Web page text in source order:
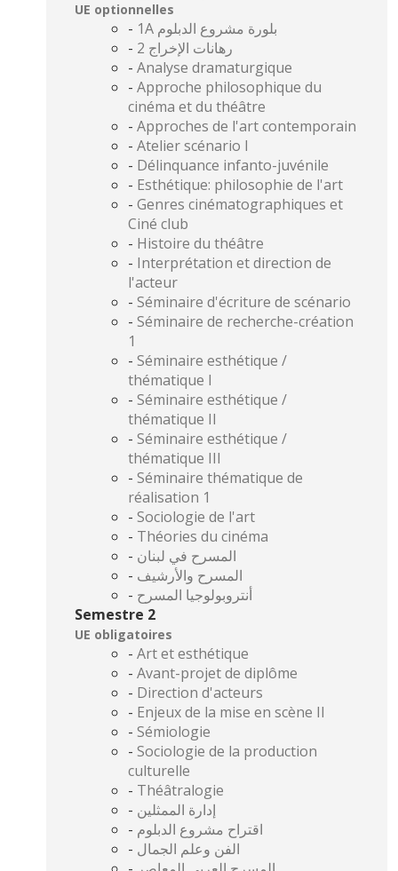
UE optionnelles
-
1A بلورة مشروع الدبلوم
-
2 رهانات الإخراج
- Analyse dramaturgique
- Approche philosophique du
cinéma et du théâtre
- Approches de l'art contemporain
- Atelier scénario I
- Délinquance infanto-juvénile
- Esthétique: philosophie de l'art
- Genres cinématographiques et
Ciné club
- Histoire du théâtre
- Interprétation et direction de
l'acteur
- Séminaire d'écriture de scénario
- Séminaire de recherche-création
1
- Séminaire esthétique /
thématique I
- Séminaire esthétique /
thématique II
- Séminaire esthétique /
thématique III
- Séminaire thématique de
réalisation 1
- Sociologie de l'art
- Théories du cinéma
- المسرح في لبنان
- المسرح والأرشيف
- أنتروبولوجيا المسرح
Semestre 2
UE obligatoires
- Art et esthétique
- Avant-projet de diplôme
- Direction d'acteurs
- Enjeux de la mise en scène II
- Sémiologie
- Sociologie de la production
culturelle
- Théâtralogie
- إدارة الممثلين
- اقتراح مشروع الدبلوم
- الفن وعلم الجمال